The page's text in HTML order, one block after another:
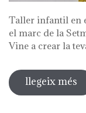
Taller infantil en
el marc de la
Vine a crear la
llegeix més